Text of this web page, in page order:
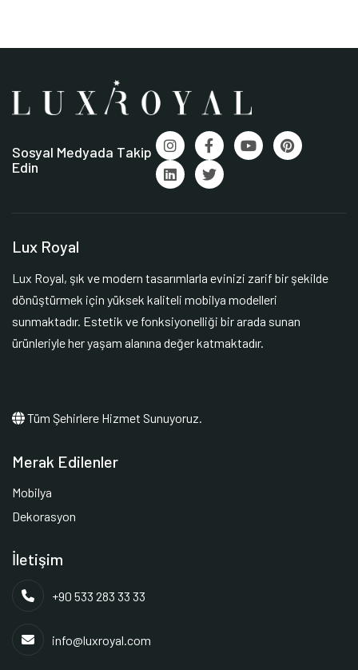
Sosyal Medyada Takip
Edin
Lux Royal
Lux Royal, şık ve modern tasarımlarla evinizi zarif bir şekilde
dönüştürmek için yüksek kaliteli mobilya modelleri
sunmaktadır. Estetik ve fonksiyonelliği bir arada sunan
ürünleriyle her yaşam alanına değer katmaktadır.
Tüm Şehirlere Hizmet Sunuyoruz.
Merak Edilenler
Mobilya
Dekorasyon
İletişim
+90 533 283 33 33
info@luxroyal.com